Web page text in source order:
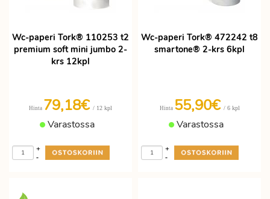
Wc-paperi Tork® 110253 t2
premium soft mini jumbo 2-
krs 12kpl
Hinta 79,18€ / 12 kpl
Varastossa
-
+
Wc-paperi Tork® 472242 t8
smartone® 2-krs 6kpl
Hinta 55,90€ / 6 kpl
Varastossa
-
+